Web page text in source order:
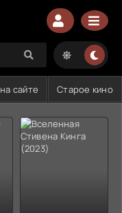
сайте Старое кино